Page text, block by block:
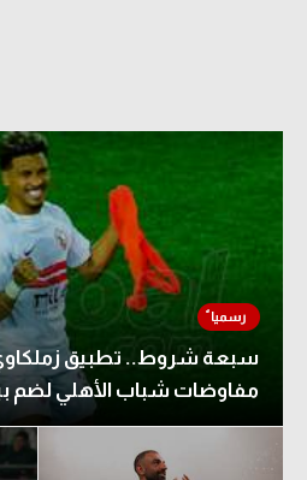
سبعة شروط.. تطبيق
مفاوضات شباب الأهلي لضم